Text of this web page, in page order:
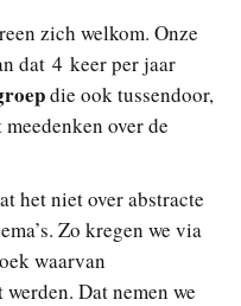
zich welkom. Onze
dat 4 keer per jaar
die ook tussendoor,
over de
het niet over abstracte
Zo kregen we via
waarvan
Dat nemen we